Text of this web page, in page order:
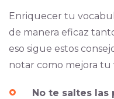
Enriquecer tu
de manera eficaz
eso sigue estos
notar como mejora tu
No te saltes las